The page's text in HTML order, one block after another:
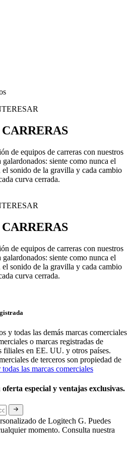
de equipos de carreras con nuestros
siente como nunca el
sonido de la gravilla y cada cambio
curva cerrada.
de equipos de carreras con nuestros
siente como nunca el
sonido de la gravilla y cada cambio
curva cerrada.
y todas las demás marcas comerciales
o marcas registradas de
en EE. UU. y otros países.
de terceros son propiedad de
todas las marcas comerciales
especial y ventajas exclusivas.
de Logitech G. Puedes
momento. Consulta nuestra